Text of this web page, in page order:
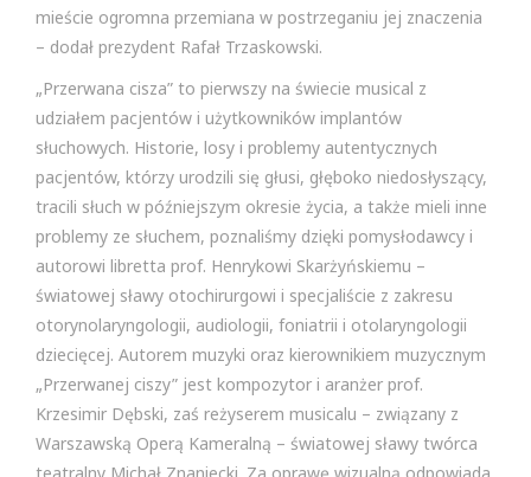
mieście ogromna przemiana w postrzeganiu jej znaczenia
– dodał prezydent Rafał Trzaskowski.
„Przerwana cisza” to pierwszy na świecie musical z
udziałem pacjentów i użytkowników implantów
słuchowych. Historie, losy i problemy autentycznych
pacjentów, którzy urodzili się głusi, głęboko niedosłyszący,
tracili słuch w późniejszym okresie życia, a także mieli inne
problemy ze słuchem, poznaliśmy dzięki pomysłodawcy i
autorowi libretta prof. Henrykowi Skarżyńskiemu –
światowej sławy otochirurgowi i specjaliście z zakresu
otorynolaryngologii, audiologii, foniatrii i otolaryngologii
dziecięcej. Autorem muzyki oraz kierownikiem muzycznym
„Przerwanej ciszy” jest kompozytor i aranżer prof.
Krzesimir Dębski, zaś reżyserem musicalu – związany z
Warszawską Operą Kameralną – światowej sławy twórca
teatralny Michał Znaniecki. Za oprawę wizualną odpowiada